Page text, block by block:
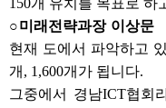
150개 유치를 목표로 하
○미래전략과장 이상문
현재 도에서 파악하고
개, 1,600개가 됩니다.
그중에서 경남ICT협회